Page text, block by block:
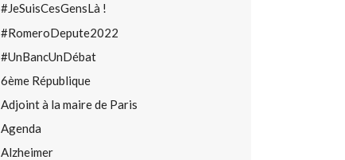
#JeSuisCesGensLà !
#RomeroDepute2022
#UnBancUnDébat
6ème République
Adjoint à la maire de Paris
Agenda
Alzheimer